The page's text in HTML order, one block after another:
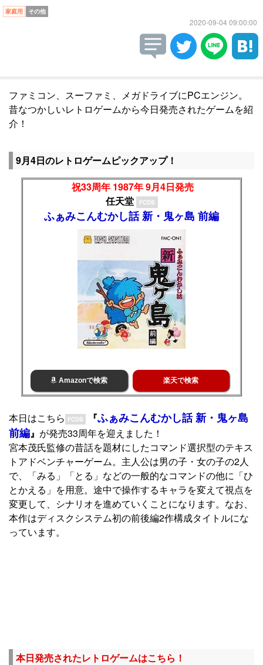
家庭用 その他
2020-09-04 09:00:00
ファミコン、スーファミ、メガドライブにPCエンジン。
昔なつかしいレトロゲームから今日発売されたゲームを紹
介！
9月4日のレトロゲームピックアップ！
祝33周年 1987年 9月4日発売
任天堂
FCDS
ふぁみこんむかし話 新・鬼ヶ島 前編
Amazonで検索 楽天で検索
本日はこちら FCDS 『ふぁみこんむかし話 新・鬼ヶ島
前編』 が発売33周年を迎えました！
宮本茂氏監修の昔話を題材にしたコマンド選択型のテキス
トアドベンチャーゲーム。主人公は男の子・女の子の2人
で、「みる」「とる」などの一般的なコマンドの他に「ひ
とかえる」を用意。途中で操作するキャラを変えて視点を
変更して、シナリオを進めていくことになります。なお、
本作はディスクシステム初の前後編2作構成タイトルにな
っています。
本日発売されたレトロゲームはこちら！